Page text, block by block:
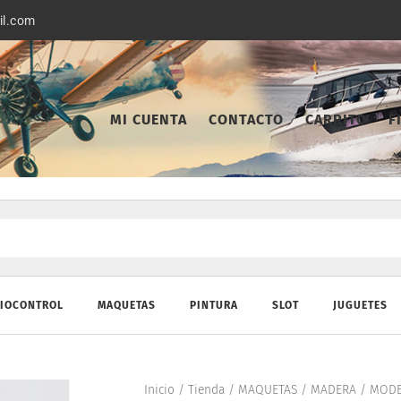
MI CUENTA CONTACTO CARRITO
MAQUETAS PINTURA SLOT JUGUETES
Inicio / Tienda/ MAQUETAS/ MADERA/